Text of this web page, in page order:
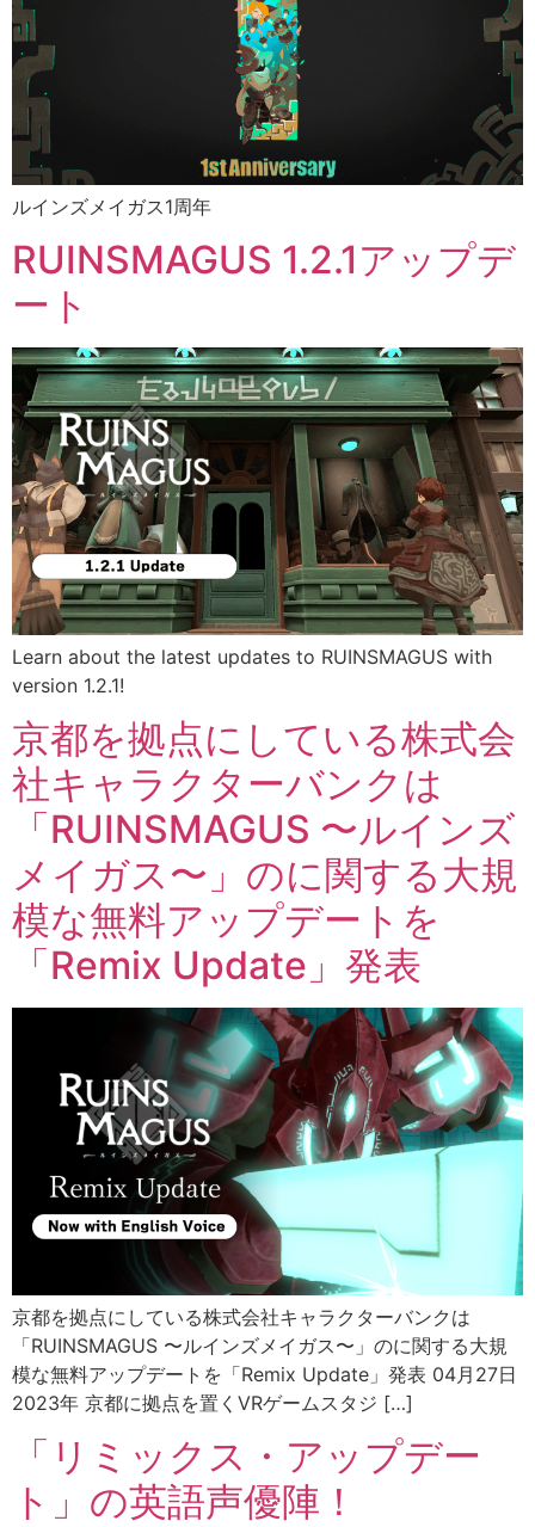
ルインズメイガス1周年
RUINSMAGUS 1.2.1アップデ
ート
Learn about the latest updates to RUINSMAGUS with
version 1.2.1!
京都を拠点にしている株式会
社キャラクターバンクは
「RUINSMAGUS 〜ルインズ
メイガス〜」のに関する大規
模な無料アップデートを
「Remix Update」発表
京都を拠点にしている株式会社キャラクターバンクは
「RUINSMAGUS 〜ルインズメイガス〜」のに関する大規
模な無料アップデートを「Remix Update」発表 04月27日
2023年 京都に拠点を置くVRゲームスタジ […]
「リミックス・アップデー
ト」の英語声優陣！